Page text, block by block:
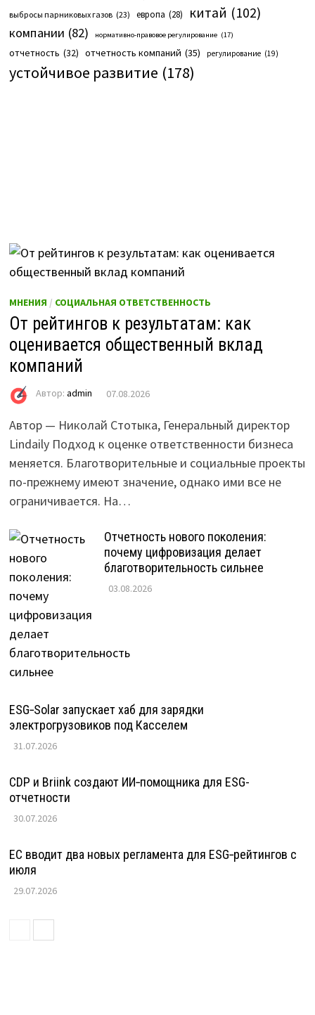
выбросы парниковых газов (23) европа (28) китай (102)
компании (82) нормативно-правовое регулирование (17)
отчетность (32) отчетность компаний (35) регулирование (19)
устойчивое развитие (178)
МНЕНИЯ / СОЦИАЛЬНАЯ ОТВЕТСТВЕННОСТЬ
От рейтингов к результатам: как
оценивается общественный вклад
компаний
Автор: admin 07.08.2026
Автор — Николай Стотыка, Генеральный директор
Lindaily Подход к оценке ответственности бизнеса
меняется. Благотворительные и социальные проекты
по-прежнему имеют значение, однако ими все не
ограничивается. На…
Отчетность нового поколения:
почему цифровизация делает
благотворительность сильнее
03.08.2026
ESG‑Solar запускает хаб для зарядки
электрогрузовиков под Касселем
31.07.2026
CDP и Briink создают ИИ‑помощника для ESG-
отчетности
30.07.2026
ЕС вводит два новых регламента для ESG‑рейтингов с
июля
29.07.2026